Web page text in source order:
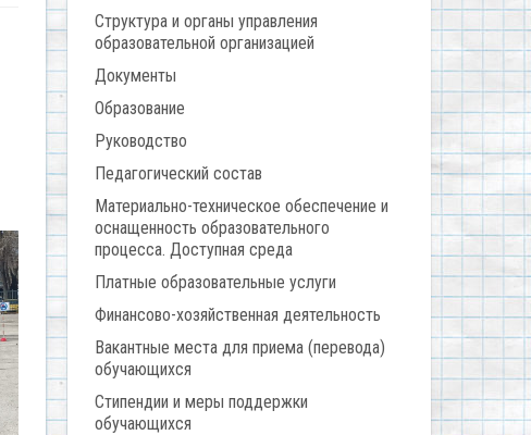
Структура и органы управления
образовательной организацией
Документы
Образование
Руководство
Педагогический состав
Материально-техническое обеспечение и
оснащенность образовательного
процесса. Доступная среда
Платные образовательные услуги
Финансово-хозяйственная деятельность
Вакантные места для приема (перевода)
обучающихся
Стипендии и меры поддержки
обучающихся